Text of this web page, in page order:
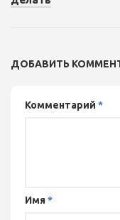
ДОБАВИТЬ
Комментарий *
Имя*